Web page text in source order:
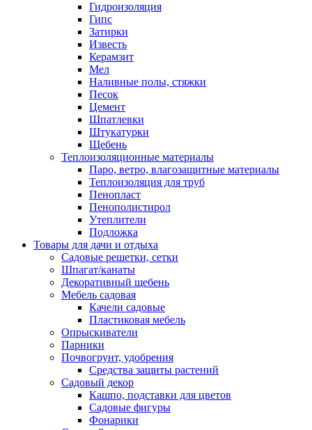
Гидроизоляция
Гипс
Затирки
Известь
Керамзит
Мел
Наливные полы, стяжки
Песок
Цемент
Шпатлевки
Штукатурки
Щебень
Теплоизоляционные материалы
Паро, ветро, влагозащитные материалы
Теплоизоляция для труб
Пенопласт
Пенополистирол
Утеплители
Подложка
Товары для дачи и отдыха
Садовые решетки, сетки
Шпагат/канаты
Декоративный щебень
Мебель садовая
Качели садовые
Пластиковая мебель
Опрыскиватели
Парники
Почвогрунт, удобрения
Средства защиты растений
Садовый декор
Кашпо, подставки для цветов
Садовые фигуры
Фонарики